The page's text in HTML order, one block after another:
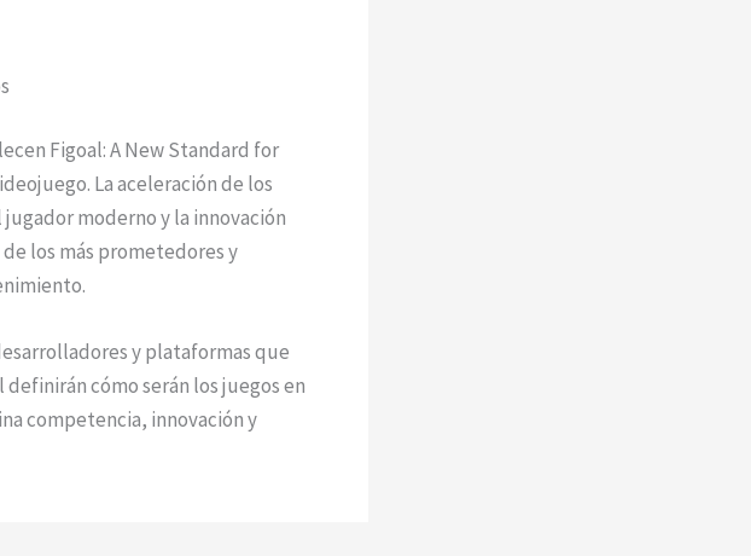
Figoal: A New Standard for
La aceleración de los
moderno y la innovación
los más prometedores y
y plataformas que
cómo serán los juegos en
competencia, innovación y